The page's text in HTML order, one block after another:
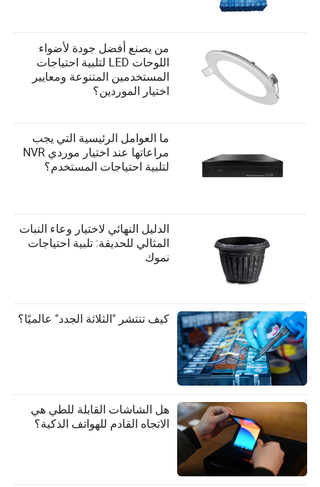
من يصنع أفضل جودة لأضواء
اللوحات LED لتلبية احتياجات
المستخدمين المتنوعة ومعايير
اختيار الموردين؟
ما العوامل الرئيسية التي يجب
مراعاتها عند اختيار موردي NVR
لتلبية احتياجات المستخدم؟
الدليل النهائي لاختيار وعاء النبات
المثالي للحديقة: تلبية احتياجات
نموك
كيف تنتشر "الثلاثة الجدد" عالميًا؟
هل الشاشات القابلة للطي هي
الاتجاه القادم للهواتف الذكية؟